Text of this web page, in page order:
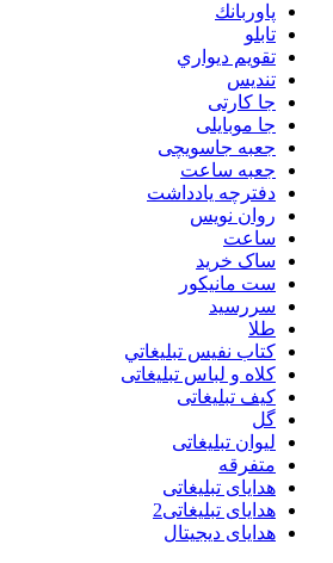
پاوربانك
تابلو
تقويم ديواري
تنديس
جا کارتی
جا موبایلی
جعبه جاسویچی
جعبه ساعت
دفترچه یادداشت
روان نويس
ساعت
ساک خرید
ست مانيكور
سررسید
طلا
كتاب نفيس تبليغاتي
کلاه و لباس تبلیغاتی
کیف تبلیغاتی
گل
لیوان تبلیغاتی
متفرقه
هدایای تبلیغاتی
هدایای تبلیغاتی2
هدایای دیجیتال